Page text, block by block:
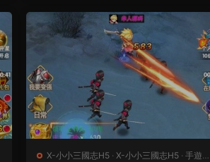
X-小小三國志H5 · X-小小三國志H5 · 手遊服